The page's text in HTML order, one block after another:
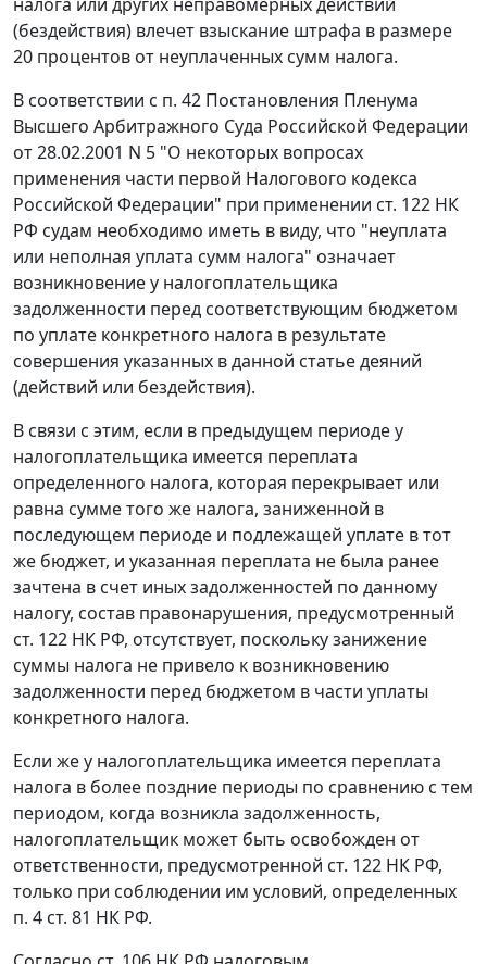
(бездействия) влечет взыскание штрафа в размере
20 процентов от неуплаченных сумм налога.
В соответствии с п. 42 Постановления Пленума
Высшего Арбитражного Суда Российской Федерации
от 28.02.2001 N 5 "О некоторых вопросах
применения части первой Налогового кодекса
Российской Федерации" при применении ст. 122 НК
РФ судам необходимо иметь в виду, что "неуплата
или неполная уплата сумм налога" означает
возникновение у налогоплательщика
задолженности перед соответствующим бюджетом
по уплате конкретного налога в результате
совершения указанных в данной статье деяний
(действий или бездействия).
В связи с этим, если в предыдущем периоде у
налогоплательщика имеется переплата
определенного налога, которая перекрывает или
равна сумме того же налога, заниженной в
последующем периоде и подлежащей уплате в тот
же бюджет, и указанная переплата не была ранее
зачтена в счет иных задолженностей по данному
налогу, состав правонарушения, предусмотренный
ст. 122 НК РФ, отсутствует, поскольку занижение
суммы налога не привело к возникновению
задолженности перед бюджетом в части уплаты
конкретного налога.
Если же у налогоплательщика имеется переплата
налога в более поздние периоды по сравнению с тем
периодом, когда возникла задолженность,
налогоплательщик может быть освобожден от
ответственности, предусмотренной ст. 122 НК РФ,
только при соблюдении им условий, определенных
п. 4 ст. 81 НК РФ.